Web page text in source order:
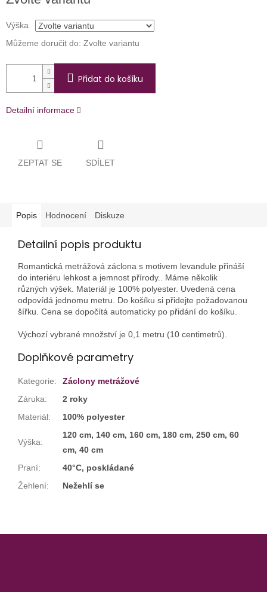
Výška
Můžeme doručit do: Zvolte variantu
Přidat do košíku
Detailní informace
ZEPTAT SE SDÍLET
Popis Hodnocení Diskuze
Detailní popis produktu
Romantická metrážová záclona s motivem levandule přináší
do interiéru lehkost a jemnost přírody.. Máme několik
různých výšek. Materiál je 100% polyester. Uvedená cena
odpovídá jednomu metru. Do košíku si přidejte požadovanou
šířku. Cena se dopočítá automaticky po přidání do košíku.
Výchozí vybrané množství je 0,1 metru (10 centimetrů).
Doplňkové parametry
Kategorie:
Záclony metrážové
Záruka:
2 roky
Materiál: 100% polyester
Výška:
120 cm, 140 cm, 160 cm, 180 cm, 250 cm, 60
cm, 40 cm
Praní:
40°C, poskládané
Žehlení: Nežehlí se